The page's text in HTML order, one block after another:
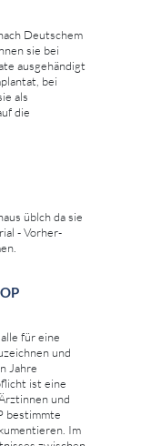
Deutschem
sie bei
ausgehändigt
bei
als
die
üblch da sie
- Vorher-
für eine
und
Jahre
ist eine
und
bestimmte
Im